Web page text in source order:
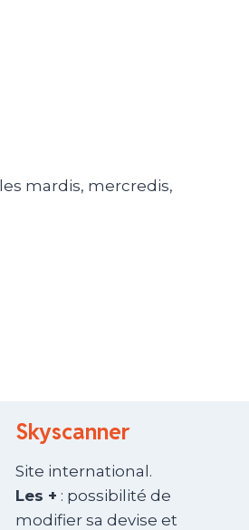
mardis, mercredis,
Skyscanner
Site international.
Les + : possibilité de
modifier sa devise et